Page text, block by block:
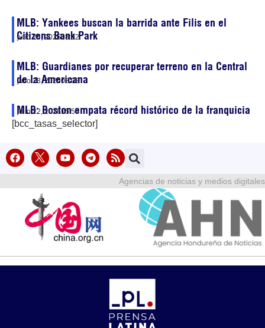
MLB: Yankees buscan la barrida ante Filis en el
Citizens Bank Park
julio 26, 202608:02
MLB: Guardianes por recuperar terreno en la Central
de la Americana
julio 23, 202608:02
MLB: Boston empata récord histórico de la franquicia
julio 22, 202615:59
[bcc_tasas_selector]
Agencias de noticias y medios digitales